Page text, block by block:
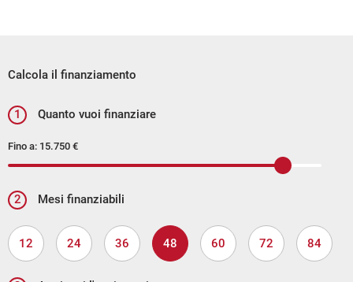
Calcola il finanziamento
1 Quanto vuoi finanziare
Fino a: 15.750 €
2 Mesi finanziabili
12 24 36 48 60 72 84